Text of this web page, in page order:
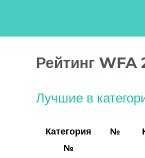
Рейтинг WFA
Лучшие в
Категория
№
№
по